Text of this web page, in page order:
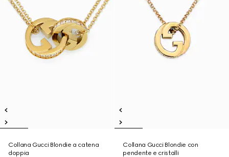
Collana Gucci Blondie a catena
doppia
Collana Gucci Blondie con
pendente e cristalli